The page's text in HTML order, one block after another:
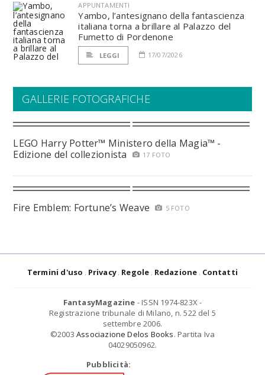
APPUNTAMENTI
Yambo, l’antesignano della fantascienza
italiana torna a brillare al Palazzo del
Fumetto di Pordenone
LEGGI 17/07/2026
GALLERIE FOTOGRAFICHE
LEGO Harry Potter™ Ministero della Magia™ -
Edizione del collezionista
17 FOTO
Fire Emblem: Fortune’s Weave 5 FOTO
Termini d'uso Privacy Regole Redazione Contatti
FantasyMagazine - ISSN 1974-823X -
Registrazione tribunale di Milano, n. 522 del 5
settembre 2006.
©2003 Associazione Delos Books. Partita Iva
04029050962.
Pubblicità: